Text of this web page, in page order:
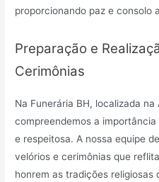
proporcionando paz e consolo
Preparação e
Cerimônias
Na Funerária BH, localizada
compreendemos a
e respeitosa. A nossa equipe
velórios e cerimônias que
honrem as tradições religiosas